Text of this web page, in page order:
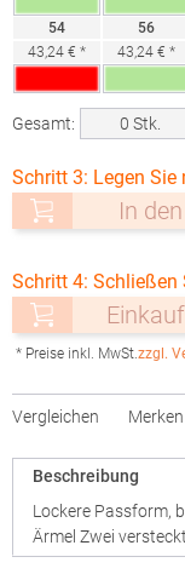
54
43,24 € *
56
43,24 € *
Gesamt: 0 Stk.
Schritt 3: Legen Sie
In
Schritt 4: Schließen
* Preise inkl. MwSt.zzgl.
Vergleichen Merken
Beschreibung
Lockere Passform,
Ärmel Zwei